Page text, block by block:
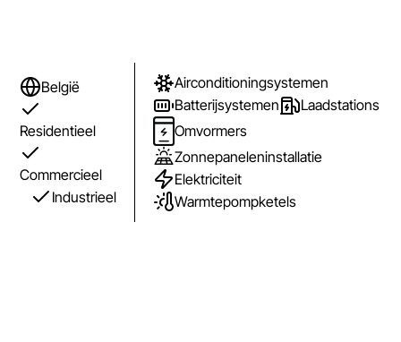
België
Residentieel
Commercieel
Industrieel
Airconditioningsystemen
Batterijsystemen
Laadstations
Omvormers
Zonnepaneleninstallatie
Elektriciteit
Warmtepompketels